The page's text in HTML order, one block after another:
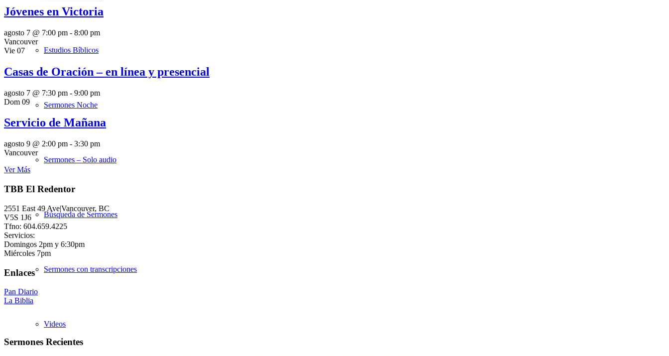
Estudios Bíblicos
Sermones Noche
Sermones – Solo audio
Búsqueda de Sermones
Sermones con transcripciones
Videos
Jóvenes en Victoria
agosto 7 @ 7:00 pm - 8:00 pm
Vancouver
Vie 07
Casas de Oración – en línea y presencial
agosto 7 @ 7:30 pm - 9:00 pm
Dom 09
Servicio de Mañana
agosto 9 @ 2:00 pm - 3:30 pm
Vancouver
Ver Más
TBB El Redentor
2551 East 49 Ave|Vancouver, BC
V5S 1J6
Tfno: 604.659.4225
Servicios:
Domingos 2pm y 6:30pm
Miércoles 7pm
Enlaces
Pan Diario
La Biblia
Sermones Recientes